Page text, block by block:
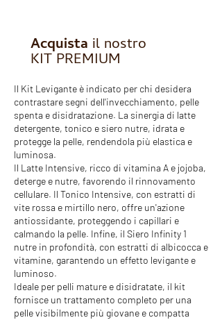
Acquista il nostro
KIT PREMIUM
Il Kit Levigante è indicato per chi desidera
contrastare segni dell'invecchiamento, pelle
spenta e disidratazione. La sinergia di latte
detergente, tonico e siero nutre, idrata e
protegge la pelle, rendendola più elastica e
luminosa.
Il Latte Intensive, ricco di vitamina A e jojoba,
deterge e nutre, favorendo il rinnovamento
cellulare. Il Tonico Intensive, con estratti di
vite rossa e mirtillo nero, offre un'azione
antiossidante, proteggendo i capillari e
calmando la pelle. Infine, il Siero Infinity 1
nutre in profondità, con estratti di albicocca e
vitamine, garantendo un effetto levigante e
luminoso.
Ideale per pelli mature e disidratate, il kit
fornisce un trattamento completo per una
pelle visibilmente più giovane e compatta